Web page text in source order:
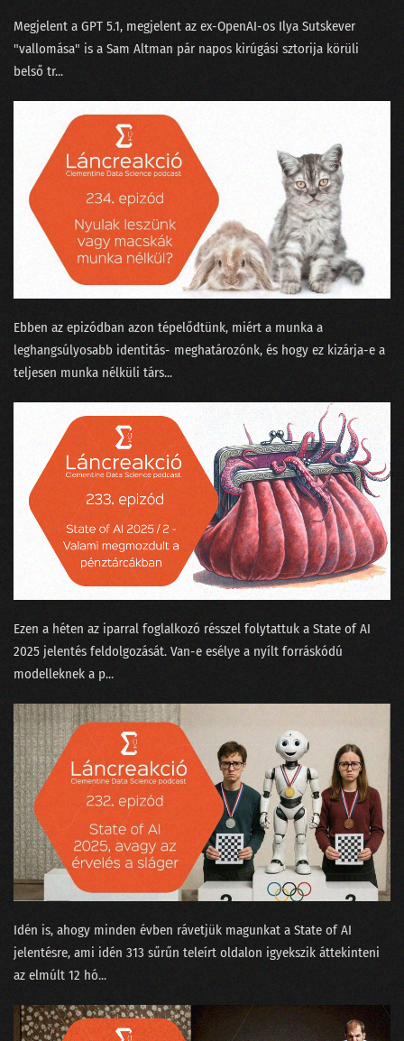
Megjelent a GPT 5.1⁠, megjelent az ex-OpenAI-os ⁠Ilya Sutskever
"vallomása"⁠ is a Sam Altman pár napos kirúgási sztorija körüli
belső tr...
Ebben az epizódban azon tépelődtünk, miért a munka a
leghangsúlyosabb identitás- meghatározónk, és hogy ez kizárja-e a
teljesen munka nélküli társ...
Ezen a héten az iparral foglalkozó résszel folytattuk a ⁠State of AI
2025⁠ jelentés feldolgozását. Van-e esélye a nyílt forráskódú
modelleknek a p...
Idén is, ahogy minden évben rávetjük magunkat a ⁠State of AI⁠
jelentésre, ami idén 313 sűrűn teleírt oldalon igyekszik áttekinteni
az elmúlt 12 hó...